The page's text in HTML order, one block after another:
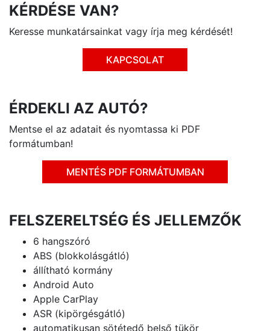
KÉRDÉSE VAN?
Keresse munkatársainkat vagy írja meg kérdését!
KAPCSOLAT
ÉRDEKLI AZ AUTÓ?
Mentse el az adatait és nyomtassa ki PDF
formátumban!
MENTÉS PDF FORMÁTUMBAN
FELSZERELTSÉG ÉS JELLEMZŐK
6 hangszóró
ABS (blokkolásgátló)
állítható kormány
Android Auto
Apple CarPlay
ASR (kipörgésgátló)
automatikusan sötétedő belső tükör